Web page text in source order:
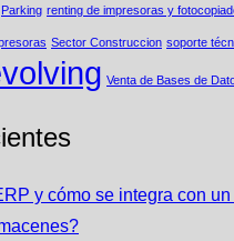
Parking renting de impresoras y
Sector Construccion soporte
Venta de Bases de
y cómo se integra con